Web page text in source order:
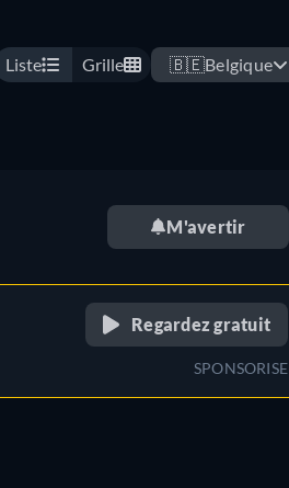
Liste Grille 🇧🇪Belgique
M'avertir
Regardez gratuit
SPONSORISE